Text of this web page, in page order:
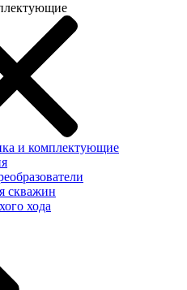
и комплектующие
скважин
хода